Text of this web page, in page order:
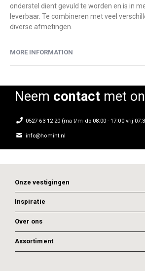
onderstel dient gevuld te worden en is in
leverbaar. Te combineren met veel
diverse afmetingen.
MORE INFORMATION
Neem contactmet
0527 63 12 20 (ma t/m do 08:00 - 17:00 vrij
info@homint.nl
Onze vestigingen
Inspiratie
Over ons
Assortiment